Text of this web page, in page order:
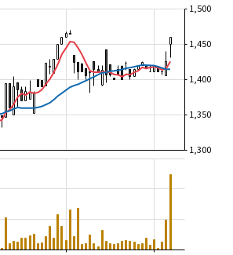
1,300
1,350
1,400
1,450
1,500